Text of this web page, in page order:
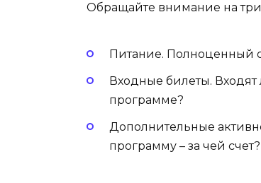
Обращайте внимание на три
Питание. Полноценный
Входные билеты. Входят
программе?
Дополнительные
программу – за чей счет?